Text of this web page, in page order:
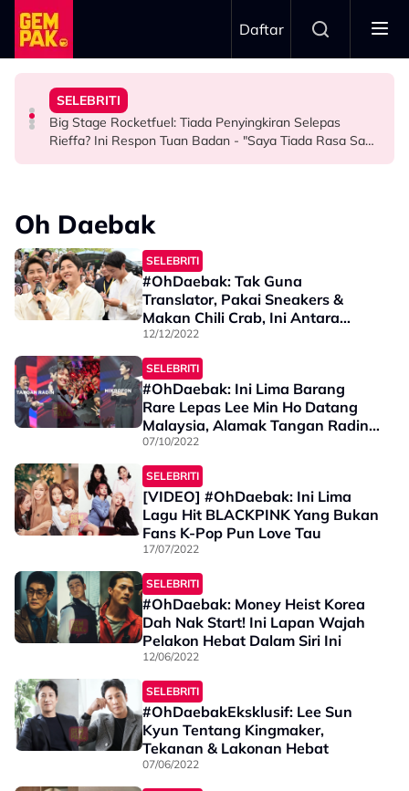
Skip to main content
Daftar
BERITA
Aliff Rakib Hadiah Rumah RM1 Juta Kepada Ibu Bapa
SELEBRITI
Big Stage Rocketfuel: Tiada Penyingkiran Selepas
Rieffa? Ini Respon Tuan Badan - "Saya Tiada Rasa Sakit
BERITA
Atlet Golf Tidak Diculik, ‘Lari’ ke Bangkok Sebab
Keluarga Rasa Bakal Suami Tak Setaraf
HIBURAN
10 Tahun Solat Atas Kerusi, Maria Tengku Sabri Syukur
Boleh Solat Berdiri Selepas…
Oh Daebak
SELEBRITI
#OhDaebak: Tak Guna
Translator, Pakai Sneakers &
Makan Chili Crab, Ini Antara
Momen Menarik Song Joong Ki Di
Singapore!
12/12/2022
SELEBRITI
#OhDaebak: Ini Lima Barang
Rare Lepas Lee Min Ho Datang
Malaysia, Alamak Tangan Radin
Pun Ada
07/10/2022
SELEBRITI
[VIDEO] #OhDaebak: Ini Lima
Lagu Hit BLACKPINK Yang Bukan
Fans K-Pop Pun Love Tau
17/07/2022
SELEBRITI
#OhDaebak: Money Heist Korea
Dah Nak Start! Ini Lapan Wajah
Pelakon Hebat Dalam Siri Ini
12/06/2022
SELEBRITI
#OhDaebakEksklusif: Lee Sun
Kyun Tentang Kingmaker,
Tekanan & Lakonan Hebat
07/06/2022